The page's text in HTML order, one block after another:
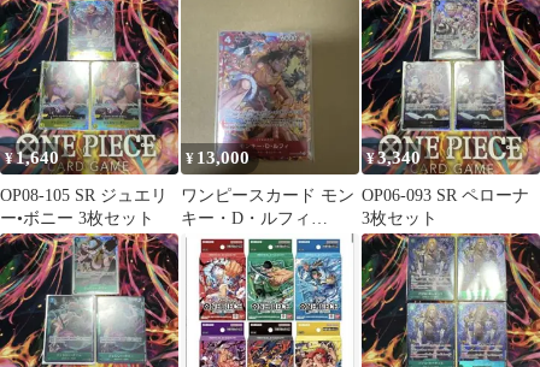
¥1,640
OP08-105 SR ジュエリ
ー•ボニー 3枚セット
¥ 13,000
ワンピースカード モン
キー・D・ルフィ
OP06-015 SR パラレ
ル 美品
¥3,340
OP06-093 SR ペローナ
3枚セット